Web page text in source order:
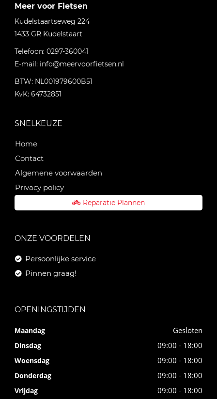
Meer voor Fietsen
Kudelstaartseweg 224
1433 GR Kudelstaart
Telefoon: 0297-360041
E-mail: info@meervoorfietsen.nl
BTW: NL001979600B51
KvK: 64732851
SNELKEUZE
Home
Contact
Algemene voorwaarden
Privacy policy
Reparatie Plannen
ONZE VOORDELEN
Persoonlijke service
Pinnen graag!
OPENINGSTIJDEN
Maandag Gesloten
Dinsdag 09:00 - 18:00
Woensdag 09:00 - 18:00
Donderdag 09:00 - 18:00
Vrijdag 09:00 - 18:00